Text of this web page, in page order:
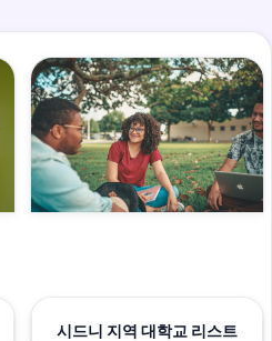
시드니 지역 대학교 리스트